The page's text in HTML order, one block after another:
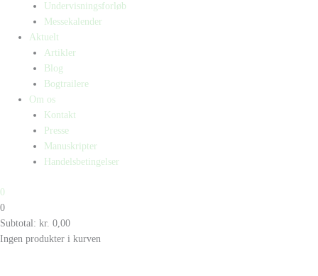
Undervisningsforløb
Messekalender
Aktuelt
Artikler
Blog
Bogtrailere
Om os
Kontakt
Presse
Manuskripter
Handelsbetingelser
0
0
Subtotal: kr. 0,00
Ingen produkter i kurven